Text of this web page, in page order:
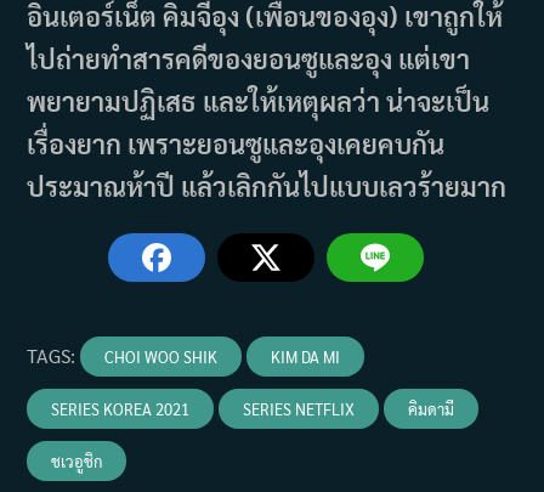
อินเตอร์เน็ต คิมจีอุง (เพื่อนของอุง) เขาถูกให้
ไปถ่ายทำสารคดีของยอนซูและอุง แต่เขา
พยายามปฏิเสธ และให้เหตุผลว่า น่าจะเป็น
เรื่องยาก เพราะยอนซูและอุงเคยคบกัน
ประมาณห้าปี แล้วเลิกกันไปแบบเลวร้ายมาก
TAGS: CHOI WOO SHIK KIM DA MI
SERIES KOREA 2021 SERIES NETFLIX คิมดามี
ชเวอูชิก